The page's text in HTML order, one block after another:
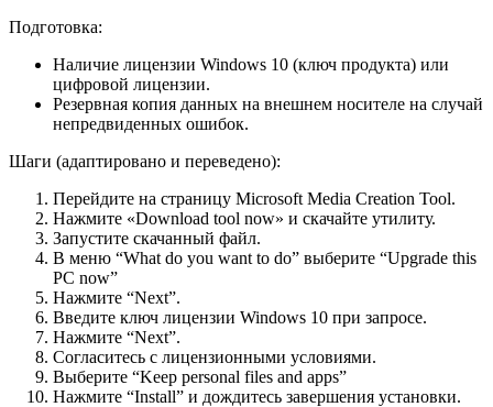
Подготовка:
Наличие лицензии Windows 10 (ключ продукта) или
цифровой лицензии.
Резервная копия данных на внешнем носителе на случай
непредвиденных ошибок.
Шаги (адаптировано и переведено):
Перейдите на страницу Microsoft Media Creation Tool.
Нажмите «Download tool now» и скачайте утилиту.
Запустите скачанный файл.
В меню “What do you want to do” выберите “Upgrade this
PC now”
Нажмите “Next”.
Введите ключ лицензии Windows 10 при запросе.
Нажмите “Next”.
Согласитесь с лицензионными условиями.
Выберите “Keep personal files and apps”
Нажмите “Install” и дождитесь завершения установки.